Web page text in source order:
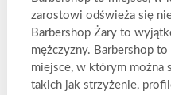
zarostowi odświeża się
Barbershop Żary to
mężczyzny. Barbershop
miejsce, w którym można
takich jak strzyżenie,